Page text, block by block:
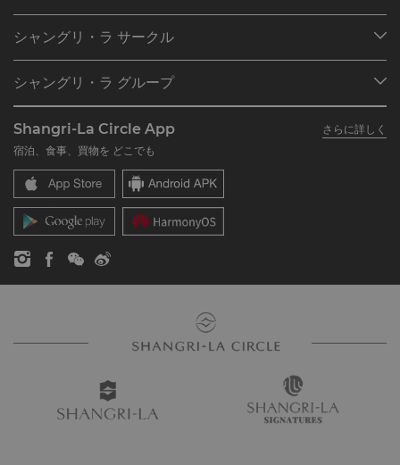
ご予約の検索
レストラン＆バー
シャングリ・ラ サークル
シャングリ・ラ サークルに入会
よくあるお問合せや質問
SLCに関するお問い合わせ
シャングリ・ラ グループ
シャングリ・ラ ブランド
シャングリ・ラ センター
レジデンス
お問い合わせ
採用情報
企業の社会的責任
ニュース
Shangri-La Circle App
さらに詳しく
宿泊、食事、買物を どこでも